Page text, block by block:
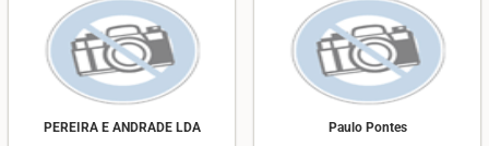
PEREIRA E ANDRADE LDA Paulo Pontes